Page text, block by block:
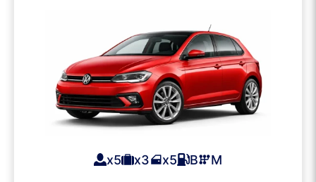
x5 x3 x5 B M